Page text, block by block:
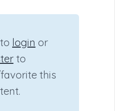
login or
to
this